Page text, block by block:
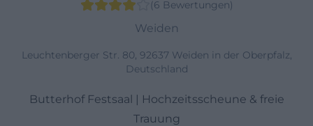
(6 Bewertungen)
Weiden
Leuchtenberger Str. 80, 92637 Weiden in der Oberpfalz,
Deutschland
Butterhof Festsaal | Hochzeitsscheune & freie
Trauung